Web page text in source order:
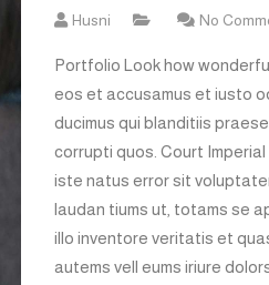
Husni No
Portfolio Look how
eos et accusamus et iusto
ducimus qui blanditiis
corrupti quos. Court
iste natus error sit
laudan tiums ut, totams se
illo inventore veritatis et
autems vell eums iriure